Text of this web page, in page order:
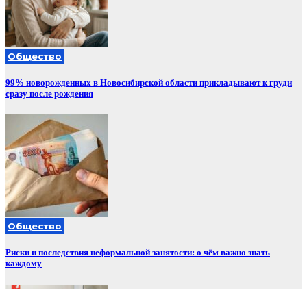
Общество
99% новорожденных в Новосибирской области прикладывают к груди
сразу после рождения
Общество
Риски и последствия неформальной занятости: о чём важно знать
каждому